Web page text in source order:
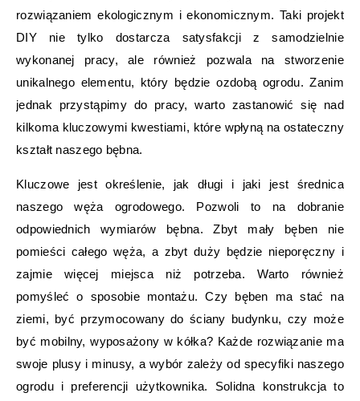
rozwiązaniem ekologicznym i ekonomicznym. Taki projekt
DIY nie tylko dostarcza satysfakcji z samodzielnie
wykonanej pracy, ale również pozwala na stworzenie
unikalnego elementu, który będzie ozdobą ogrodu. Zanim
jednak przystąpimy do pracy, warto zastanowić się nad
kilkoma kluczowymi kwestiami, które wpłyną na ostateczny
kształt naszego bębna.
Kluczowe jest określenie, jak długi i jaki jest średnica
naszego węża ogrodowego. Pozwoli to na dobranie
odpowiednich wymiarów bębna. Zbyt mały bęben nie
pomieści całego węża, a zbyt duży będzie nieporęczny i
zajmie więcej miejsca niż potrzeba. Warto również
pomyśleć o sposobie montażu. Czy bęben ma stać na
ziemi, być przymocowany do ściany budynku, czy może
być mobilny, wyposażony w kółka? Każde rozwiązanie ma
swoje plusy i minusy, a wybór zależy od specyfiki naszego
ogrodu i preferencji użytkownika. Solidna konstrukcja to